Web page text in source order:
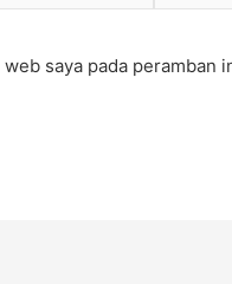
saya pada peramban